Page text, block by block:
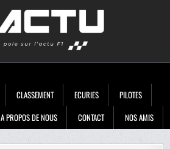
CLASSEMENT ECURIES
PILOTES
A PROPOS DE NOUS CONTACT NOS AMIS